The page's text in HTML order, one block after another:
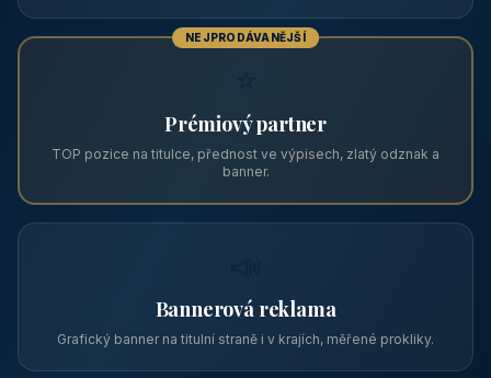
NEJPRODÁVANĚJŠÍ
Prémiový partner
TOP pozice na titulce, přednost ve výpisech, zlatý odznak a
banner.
Bannerová reklama
Grafický banner na titulní straně i v krajích, měřené prokliky.